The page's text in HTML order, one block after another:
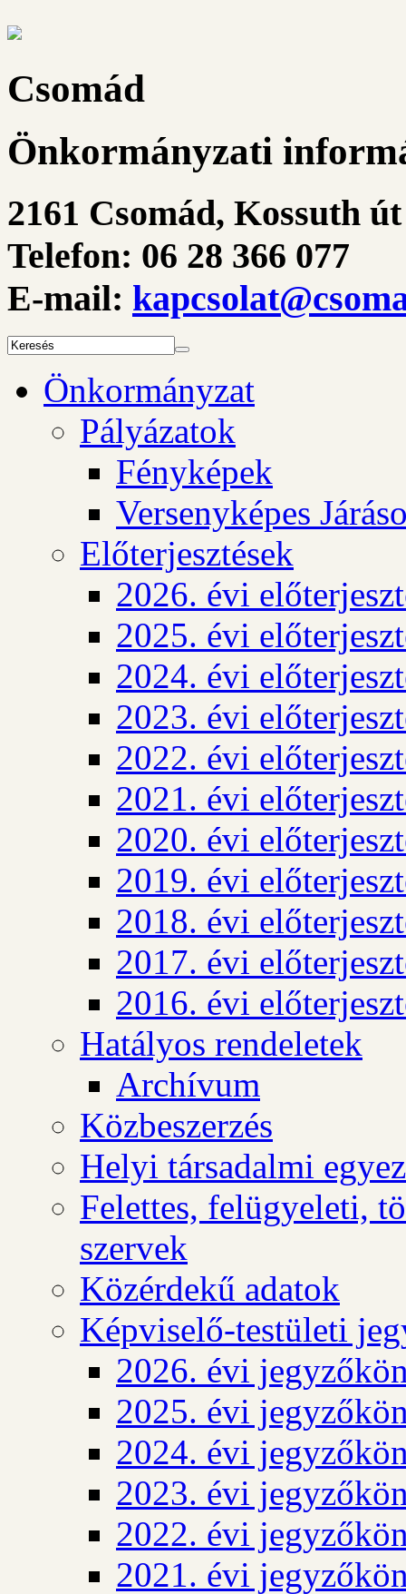
Csomád
Önkormányzati
2161 Csomád, Kossuth
Telefon: 06 28 366 077
E-mail:
Önkormányzat
Pályázatok
Fényképek
Versenyképes
Előterjesztések
2026. évi
2025. évi
2024. évi
2023. évi
2022. évi
2021. évi
2020. évi
2019. évi
2018. évi
2017. évi
2016. évi
Hatályos rendeletek
Archívum
Közbeszerzés
Helyi társadalmi
Felettes, felügyeleti,
szervek
Közérdekű adatok
Képviselő-testületi
2026. évi
2025. évi
2024. évi
2023. évi
2022. évi
2021. évi